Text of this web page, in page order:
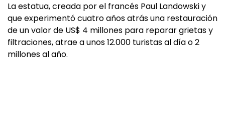
La estatua, creada por el francés Paul Landowski y
que experimentó cuatro años atrás una restauración
de un valor de US$ 4 millones para reparar grietas y
filtraciones, atrae a unos 12.000 turistas al día o 2
millones al año.